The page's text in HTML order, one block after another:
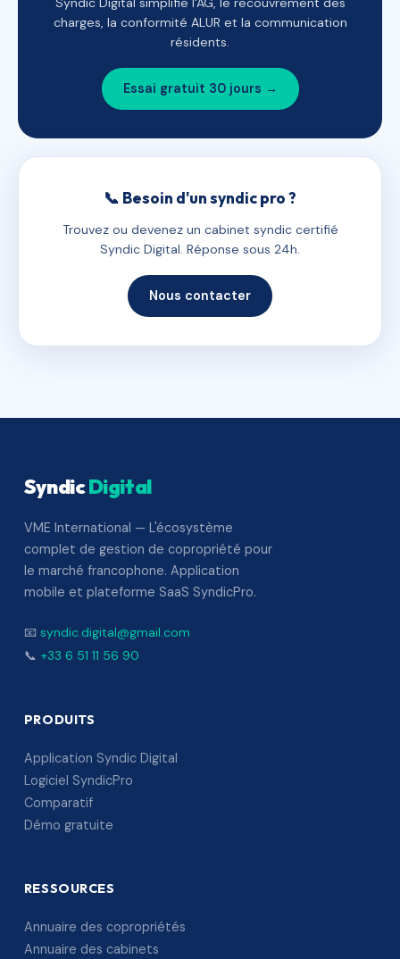
charges, la conformité ALUR et la communication
résidents.
Essai gratuit 30 jours →
📞 Besoin d'un syndic pro ?
Trouvez ou devenez un cabinet syndic certifié
Syndic Digital. Réponse sous 24h.
Nous contacter
SyndicDigital
VME International — L'écosystème
complet de gestion de copropriété pour
le marché francophone. Application
mobile et plateforme SaaS SyndicPro.
📧 syndic.digital@gmail.com
📞 +33 6 51 11 56 90
PRODUITS
Application Syndic Digital
Logiciel SyndicPro
Comparatif
Démo gratuite
RESSOURCES
Annuaire des copropriétés
Annuaire des cabinets